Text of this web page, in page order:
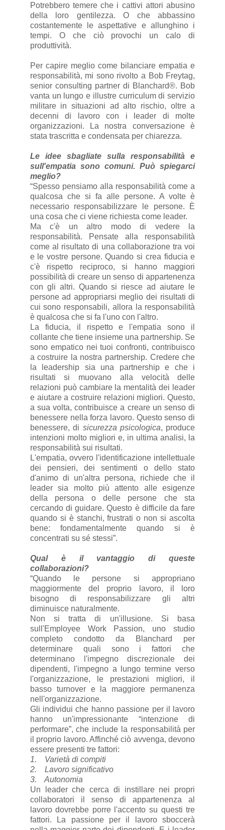
Potrebbero temere che i cattivi attori abusino
della loro gentilezza. O che abbassino
costantemente le aspettative e allunghino i
tempi. O che ciò provochi un calo di
produttività.
Per capire meglio come bilanciare empatia e
responsabilità, mi sono rivolto a Bob Freytag,
senior consulting partner di Blanchard®. Bob
vanta un lungo e illustre curriculum di servizio
militare in situazioni ad alto rischio, oltre a
decenni di lavoro con i leader di molte
organizzazioni. La nostra conversazione è
stata trascritta e condensata per chiarezza.
Le idee sbagliate sulla responsabilità e
sull'empatia sono comuni. Può spiegarci
meglio?
“Spesso pensiamo alla responsabilità come a
qualcosa che si fa alle persone. A volte è
necessario responsabilizzare le persone. È
una cosa che ci viene richiesta come leader.
Ma c'è un altro modo di vedere la
responsabilità. Pensate alla responsabilità
come al risultato di una collaborazione tra voi
e le vostre persone. Quando si crea fiducia e
c'è rispetto reciproco, si hanno maggiori
possibilità di creare un senso di appartenenza
con gli altri. Quando si riesce ad aiutare le
persone ad appropriarsi meglio dei risultati di
cui sono responsabili, allora la responsabilità
è qualcosa che si fa l'uno con l'altro.
La fiducia, il rispetto e l'empatia sono il
collante che tiene insieme una partnership. Se
sono empatico nei tuoi confronti, contribuisco
a costruire la nostra partnership. Credere che
la leadership sia una partnership e che i
risultati si muovano alla velocità delle
relazioni può cambiare la mentalità dei leader
e aiutare a costruire relazioni migliori. Questo,
a sua volta, contribuisce a creare un senso di
benessere nella forza lavoro. Questo senso di
benessere, di sicurezza psicologica, produce
intenzioni molto migliori e, in ultima analisi, la
responsabilità sui risultati.
L'empatia, ovvero l'identificazione intellettuale
dei pensieri, dei sentimenti o dello stato
d'animo di un'altra persona, richiede che il
leader sia molto più attento alle esigenze
della persona o delle persone che sta
cercando di guidare. Questo è difficile da fare
quando si è stanchi, frustrati o non si ascolta
bene: fondamentalmente quando si è
concentrati su sé stessi”.
Qual è il vantaggio di queste
collaborazioni?
“Quando le persone si appropriano
maggiormente del proprio lavoro, il loro
bisogno di responsabilizzare gli altri
diminuisce naturalmente.
Non si tratta di un'illusione. Si basa
sull'Employee Work Passion, uno studio
completo condotto da Blanchard per
determinare quali sono i fattori che
determinano l'impegno discrezionale dei
dipendenti, l'impegno a lungo termine verso
l'organizzazione, le prestazioni migliori, il
basso turnover e la maggiore permanenza
nell'organizzazione.
Gli individui che hanno passione per il lavoro
hanno un'impressionante “intenzione di
performare”, che include la responsabilità per
il proprio lavoro. Affinché ciò avvenga, devono
essere presenti tre fattori:
1. Varietà di compiti
2. Lavoro significativo
3. Autonomia
Un leader che cerca di instillare nei propri
collaboratori il senso di appartenenza al
lavoro dovrebbe porre l'accento su questi tre
fattori. La passione per il lavoro sboccerà